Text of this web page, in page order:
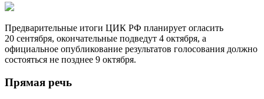
Предварительные итоги ЦИК РФ планирует огласить
20 сентября, окончательные подведут 4 октября, а
официальное опубликование результатов голосования должно
состояться не позднее 9 октября.
Прямая речь